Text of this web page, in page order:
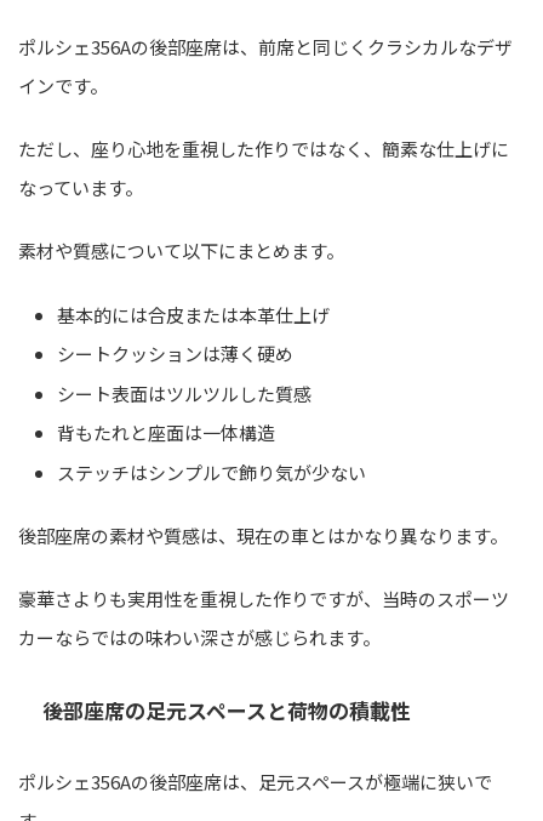
ポルシェ356Aの後部座席は、前席と同じくクラシカルなデザ
インです。
ただし、座り心地を重視した作りではなく、簡素な仕上げに
なっています。
素材や質感について以下にまとめます。
基本的には合皮または本革仕上げ
シートクッションは薄く硬め
シート表面はツルツルした質感
背もたれと座面は一体構造
ステッチはシンプルで飾り気が少ない
後部座席の素材や質感は、現在の車とはかなり異なります。
豪華さよりも実用性を重視した作りですが、当時のスポーツ
カーならではの味わい深さが感じられます。
後部座席の足元スペースと荷物の積載性
ポルシェ356Aの後部座席は、足元スペースが極端に狭いで